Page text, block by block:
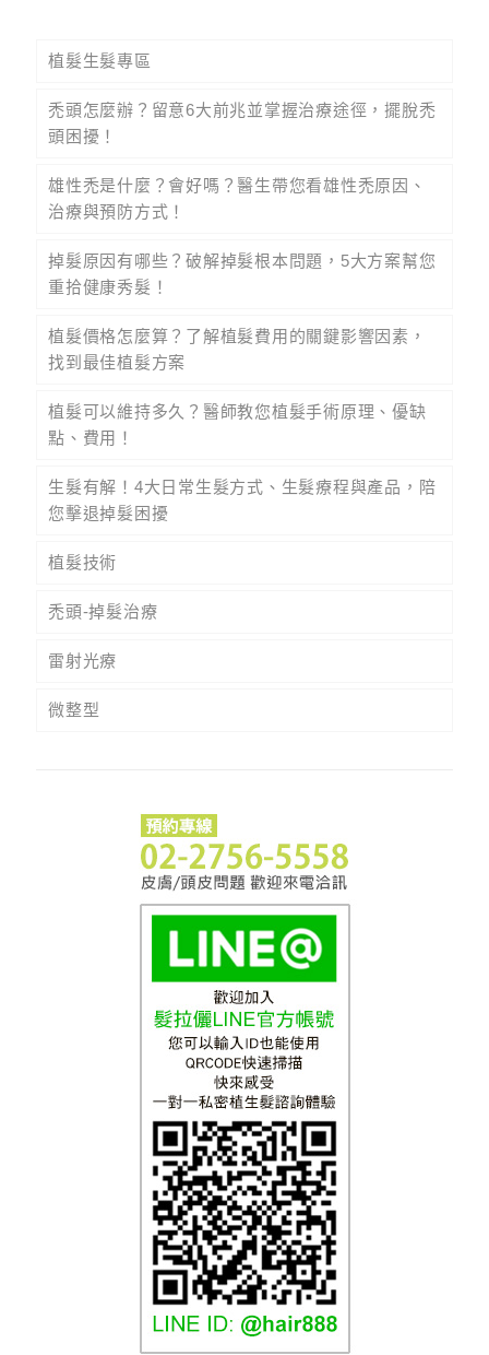
植髮生髮專區
禿頭怎麼辦？留意6大前兆並掌握治療途徑，擺脫禿
頭困擾！
雄性禿是什麼？會好嗎？醫生帶您看雄性禿原因、
治療與預防方式！
掉髮原因有哪些？破解掉髮根本問題，5大方案幫您
重拾健康秀髮！
植髮價格怎麼算？了解植髮費用的關鍵影響因素，
找到最佳植髮方案
植髮可以維持多久？醫師教您植髮手術原理、優缺
點、費用！
生髮有解！4大日常生髮方式、生髮療程與產品，陪
您擊退掉髮困擾
植髮技術
禿頭-掉髮治療
雷射光療
微整型